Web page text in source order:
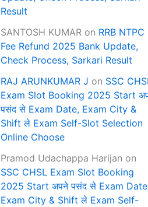
Result
SANTOSH KUMAR on RRB NTPC
Fee Refund 2025 Bank Update,
Check Process, Sarkari Result
RAJ ARUNKUMAR J on SSC
Exam Slot Booking 2025 Start
पसंद से Exam Date, Exam City &
Shift ले Exam Self-Slot Selection
Online Choose
Pramod Udachappa Harijan on
SSC CHSL Exam Slot Booking
2025 Start अपने पसंद से Exam
Exam City & Shift ले Exam Self-